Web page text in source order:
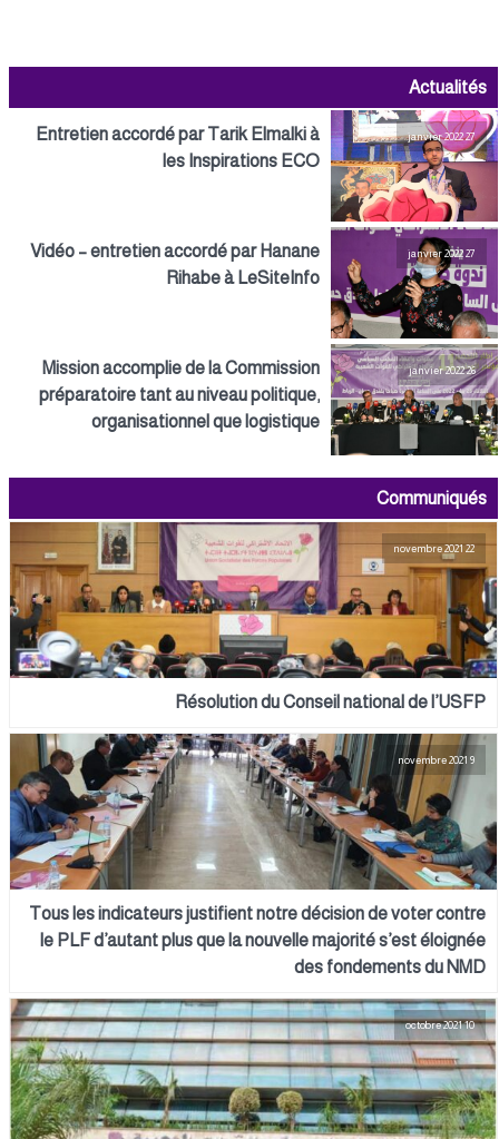
Actualités
27 janvier 2022
Entretien accordé par Tarik Elmalki à
les Inspirations ECO
27 janvier 2022
Vidéo – entretien accordé par Hanane
Rihabe à LeSiteInfo
26 janvier 2022
Mission accomplie de la Commission
préparatoire tant au niveau politique,
organisationnel que logistique
Communiqués
22 novembre 2021
Résolution du Conseil national de l’USFP
Tous les indicateurs justifient notre décision de voter contre
le PLF d’autant plus que la nouvelle majorité s’est éloignée
des fondements du NMD
10 octobre 2021